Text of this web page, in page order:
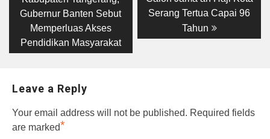
Gubernur Banten Sebut
Memperluas Akses
Pendidikan Masyarakat
Serang Tertua Capai 96
Tahun
Leave a Reply
Your email address will not be published. Required fields
are marked*